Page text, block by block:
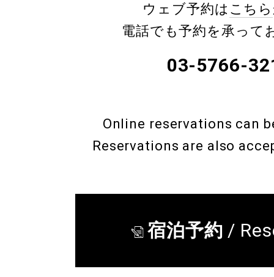
ウェブ予約は こちら
電話でも予約を承って
03-5766-
Online reservations can
Reservations are also
宿泊予約 /